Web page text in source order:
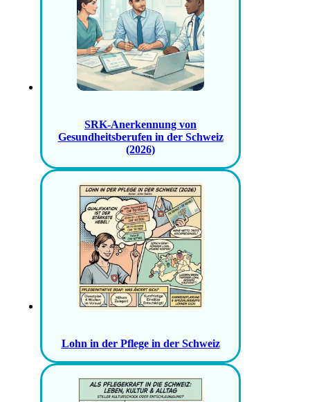
SRK-Anerkennung von
Gesundheitsberufen in der Schweiz
(2026)
Lohn in der Pflege in der Schweiz